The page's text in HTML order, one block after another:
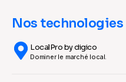
Nos technologies
LocalPro by digico
Dominer le marché local.